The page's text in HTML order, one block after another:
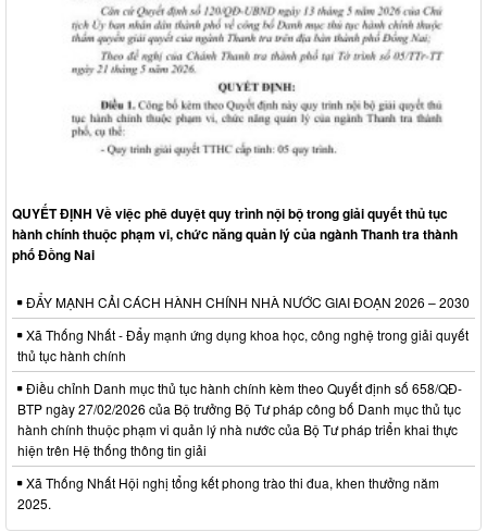
QUYẾT ĐỊNH Về việc phê duyệt quy trình nội bộ trong giải quyết thủ tục
hành chính thuộc phạm vi, chức năng quản lý của ngành Thanh tra thành
phố Đồng Nai
ĐẨY MẠNH CẢI CÁCH HÀNH CHÍNH NHÀ NƯỚC GIAI ĐOẠN 2026 – 2030
Xã Thống Nhất - Đẩy mạnh ứng dụng khoa học, công nghệ trong giải quyết
thủ tục hành chính
Điều chỉnh Danh mục thủ tục hành chính kèm theo Quyết định số 658/QĐ-
BTP ngày 27/02/2026 của Bộ trưởng Bộ Tư pháp công bố Danh mục thủ tục
hành chính thuộc phạm vi quản lý nhà nước của Bộ Tư pháp triển khai thực
hiện trên Hệ thống thông tin giải
Xã Thống Nhất Hội nghị tổng kết phong trào thi đua, khen thưởng năm
2025.